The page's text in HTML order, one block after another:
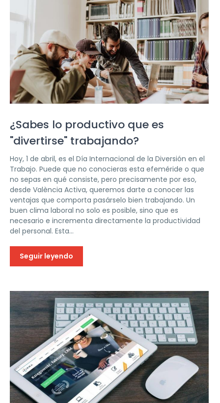
¿Sabes lo productivo que es
"divertirse" trabajando?
Hoy, 1 de abril, es el Día Internacional de la Diversión en el
Trabajo. Puede que no conocieras esta efeméride o que
no sepas en qué consiste, pero precisamente por eso,
desde València Activa, queremos darte a conocer las
ventajas que comporta pasárselo bien trabajando. Un
buen clima laboral no solo es posible, sino que es
necesario e incrementa directamente la productividad
del personal. Esta...
Seguir leyendo